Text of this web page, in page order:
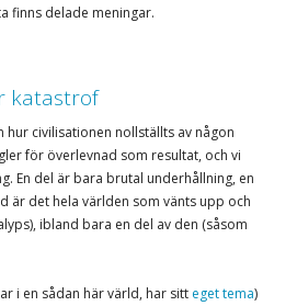
finns delade meningar.
katastrof
civilisationen nollställts av någon
för överlevnad som resultat, och vi
En del är bara brutal underhållning, en
är det hela världen som vänts upp och
ibland bara en del av den (såsom
i en sådan här värld, har sitt eget tema)